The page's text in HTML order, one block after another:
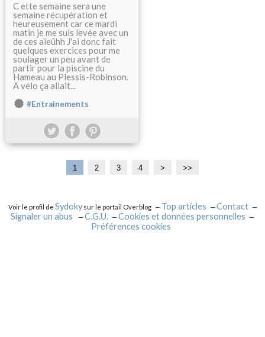
C ette semaine sera une
semaine récupération et
heureusement car ce mardi
matin je me suis levée avec un
de ces aïeûhh J'ai donc fait
quelques exercices pour me
soulager un peu avant de
partir pour la piscine du
Hameau au Plessis-Robinson.
A vélo ça allait...
#Entrainements
1 2 3 4 > >>
Voir le profil de Sydokysur le portail Overblog Top articles
Contact
Signaler un abus
C.G.U.
Cookies et données personnelles
Préférences cookies